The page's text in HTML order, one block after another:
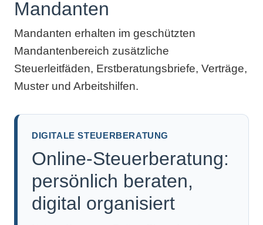
Mandanten
Mandanten erhalten im geschützten
Mandantenbereich zusätzliche
Steuerleitfäden, Erstberatungsbriefe, Verträge,
Muster und Arbeitshilfen.
DIGITALE STEUERBERATUNG
Online-Steuerberatung:
persönlich beraten,
digital organisiert